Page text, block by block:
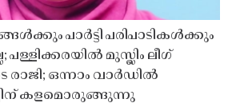
പാർട്ടി പരിപാടികൾക്കും
മുസ്ലിം ലീഗ്
രാജി; ഒന്നാം വാർഡിൽ
കളമൊരുങ്ങുന്നു